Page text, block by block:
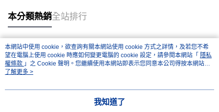
本分類熱銷全站排行
熱門標籤
本網站中使用 cookie，欲查詢有關本網站使用 cookie 方式之詳情，及若您不希
望在電腦上使用 cookie 時應如何變更電腦的 cookie 設定，請參閱本網站「 隱私
權條款 」之 Cookie 聲明。您繼續使用本網站即表示您同意本公司得按本網站使
用條款之 Cookie 聲明使用 cookie。
了解更多 >
我知道了